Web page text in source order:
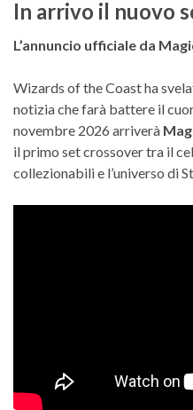
In arrivo il nuovo
L’annuncio ufficiale da
Wizards of the Coast ha
notizia che farà battere il
novembre 2026 arriverà
il primo set crossover tra il
collezionabili e l’universo di